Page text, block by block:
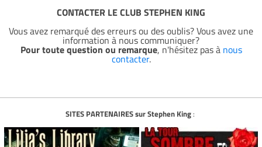
CONTACTER LE CLUB STEPHEN KING
Vous avez remarqué des erreurs ou des oublis? Vous avez une
information à nous communiquer?
Pour toute question ou remarque, n'hésitez pas à nous
contacter.
SITES PARTENAIRES sur Stephen King: